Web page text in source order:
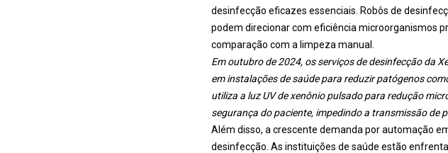
desinfecção eficazes essenciais. Robôs de
podem direcionar com eficiência microorganismos
comparação com a limpeza manual.
Em outubro de 2024, os serviços de desinfecção da
em instalações de saúde para reduzir patógenos
utiliza a luz UV de xenônio pulsado para redução
segurança do paciente, impedindo a transmissão de
Além disso, a crescente demanda por automação
desinfecção. As instituições de saúde estão